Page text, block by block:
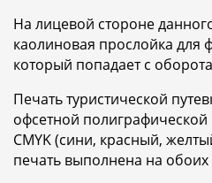
На лицевой стороне
каолиновая прослойка для
который попадает с
Печать туристической
офсетной
СMYK (сини, красный,
печать выполнена на обоих